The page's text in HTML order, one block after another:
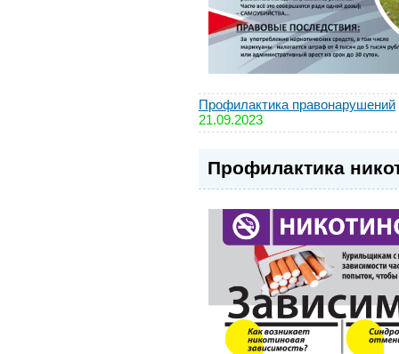
Профилактика правонарушений
21.09.2023
Профилактика